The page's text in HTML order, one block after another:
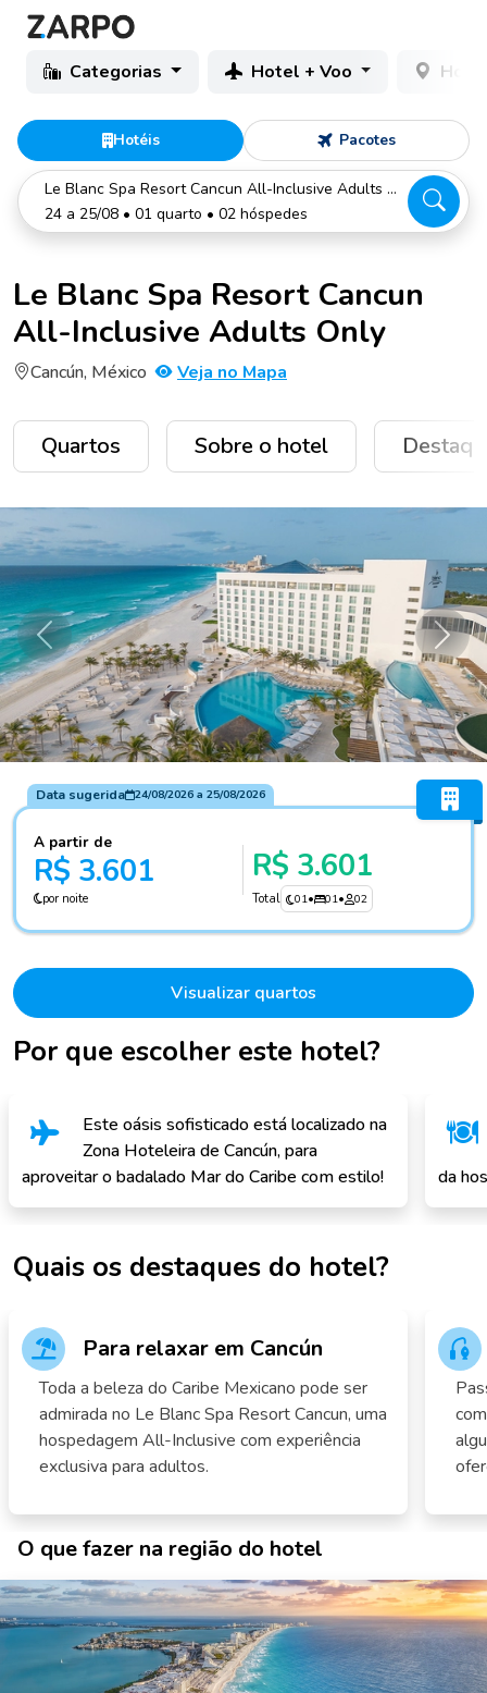
Categorias Hotel + Voo
Hotéis Pacotes
Le Blanc Spa Resort Cancun All-Inclusive Adults Only
24 a 25/08 • 01 quarto • 02 hóspedes
Le Blanc Spa Resort Cancun
All-Inclusive Adults Only
Cancún, México Veja no Mapa
Quartos Sobre o hotel
Anterior
Por que escolher este hotel?
Este oásis sofisticado está localizado na
Zona Hoteleira de Cancún, para
aproveitar o badalado Mar do Caribe com estilo!
da
Data sugerida 24/08/2026a 25/08/2026
A partir de
R$ 3.601
por noite
R$ 3.601
Total 01• 01• 02
Visualizar quartos
Quais os destaques do hotel?
Para relaxar em Cancún
Toda a beleza do Caribe Mexicano pode ser
admirada no Le Blanc Spa Resort Cancun, uma
hospedagem All-Inclusive com experiência
exclusiva para adultos.
O que fazer na região do hotel